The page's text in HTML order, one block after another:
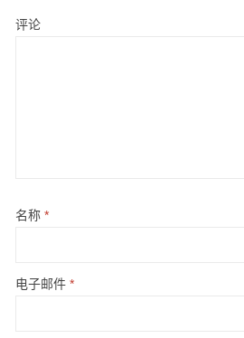
评论
名称 *
电子邮件 *